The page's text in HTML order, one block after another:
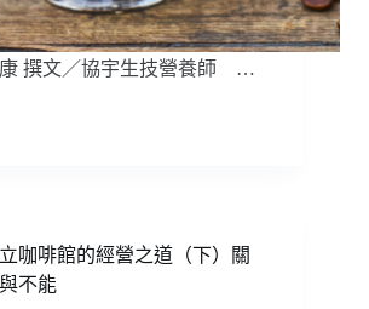
康 撰文／協宇生技營養師 …
咖啡館的經營之道（下）關
不能